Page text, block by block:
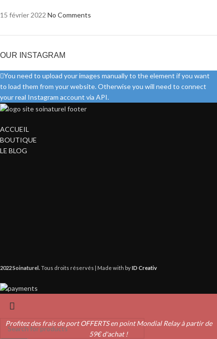
15 février 2022 No Comments
OUR INSTAGRAM
You need to upload your images manually to the element if you want
to load them from your website. Otherwise you will need to connect
your real Instagram account via API.
ACCUEIL
BOUTIQUE
LE BLOG
2022 Soinaturel. Tous droits réservés | Made with byID Creativ
Profitez des frais de port OFFERTS en point Mondial Relay à partir de
59€ d'achat !